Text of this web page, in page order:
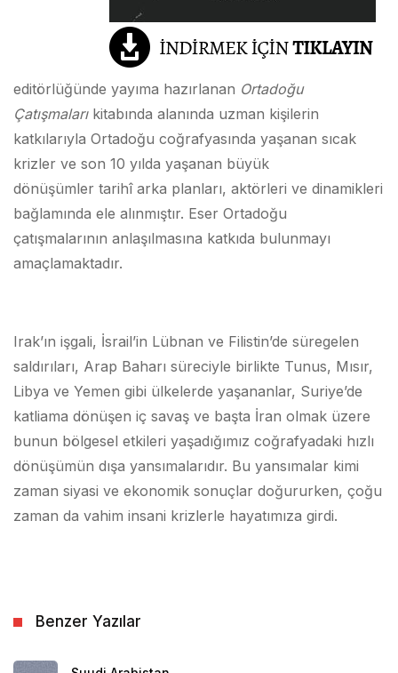
editörlüğünde yayıma hazırlanan Ortadoğu
Çatışmalarıkitabında alanında uzman kişilerin
katkılarıyla Ortadoğu coğrafyasında yaşanan sıcak
krizler ve son 10 yılda yaşanan büyük
dönüşümler tarihî arka planları, aktörleri ve dinamikleri
bağlamında ele alınmıştır. Eser Ortadoğu
çatışmalarının anlaşılmasına katkıda bulunmayı
amaçlamaktadır.
Irak’ın işgali, İsrail’in Lübnan ve Filistin’de süregelen
saldırıları, Arap Baharı süreciyle birlikte Tunus, Mısır,
Libya ve Yemen gibi ülkelerde yaşananlar, Suriye’de
katliama dönüşen iç savaş ve başta İran olmak üzere
bunun bölgesel etkileri yaşadığımız coğrafyadaki hızlı
dönüşümün dışa yansımalarıdır. Bu yansımalar kimi
zaman siyasi ve ekonomik sonuçlar doğururken, çoğu
zaman da vahim insani krizlerle hayatımıza girdi.
Benzer Yazılar